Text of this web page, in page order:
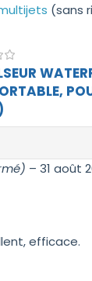
multijets (sans
– 31 août
efficace.